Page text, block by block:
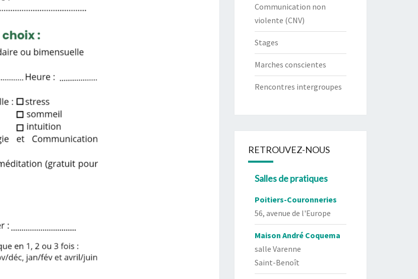
Communication non
violente (CNV)
Stages
Marches conscientes
Rencontres intergroupes
RETROUVEZ-NOUS
Salles de pratiques
Poitiers-Couronneries
56, avenue de l'Europe
Maison André Coquema
salle Varenne
Saint-Benoît